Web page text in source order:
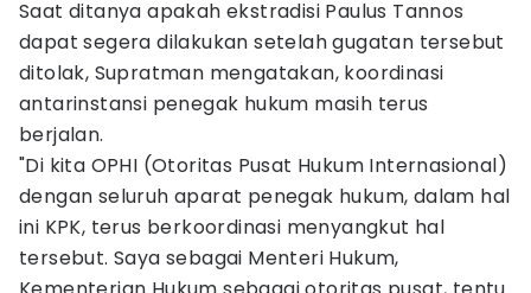
Saat ditanya apakah ekstradisi Paulus Tannos
dapat segera dilakukan setelah gugatan tersebut
ditolak, Supratman mengatakan, koordinasi
antarinstansi penegak hukum masih terus
berjalan.
"Di kita OPHI (Otoritas Pusat Hukum Internasional)
dengan seluruh aparat penegak hukum, dalam hal
ini KPK, terus berkoordinasi menyangkut hal
tersebut. Saya sebagai Menteri Hukum,